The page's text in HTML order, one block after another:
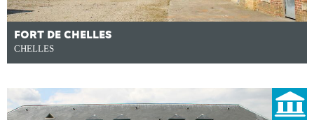
FORT DE CHELLES
CHELLES